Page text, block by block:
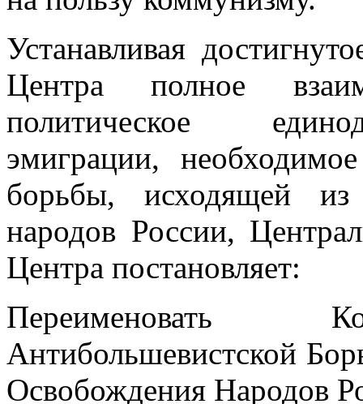
Устанавливая
Центра полное
политическое
эмиграции,
борьбы, исходящей из
народов России,
Центра постановляет:
Переименовать
Антибольшевистской
Освобождения Народов